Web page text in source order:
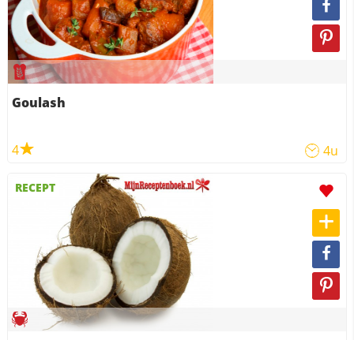
Goulash
4 4u
RECEPT